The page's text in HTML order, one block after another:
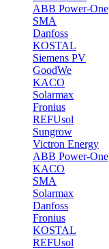
ABB Power-One
SMA
Danfoss
KOSTAL
Siemens PV
GoodWe
KACO
Solarmax
Fronius
REFUsol
Sungrow
Victron Energy
ABB Power-One
KACO
SMA
Solarmax
Danfoss
Fronius
KOSTAL
REFUsol